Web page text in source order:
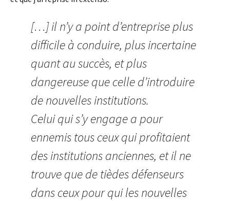
[…] il n’y a point d’entreprise plus
difficile à conduire, plus incertaine
quant au succès, et plus
dangereuse que celle d’introduire
de nouvelles institutions.
Celui qui s’y engage a pour
ennemis tous ceux qui profitaient
des institutions anciennes, et il ne
trouve que de tièdes défenseurs
dans ceux pour qui les nouvelles